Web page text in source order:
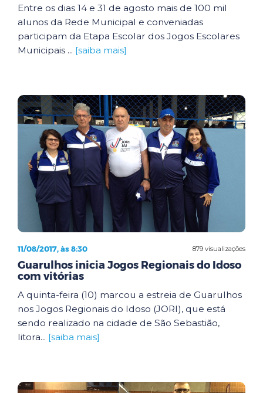
Entre os dias 14 e 31 de agosto mais de 100 mil
alunos da Rede Municipal e conveniadas
participam da Etapa Escolar dos Jogos Escolares
Municipais ... [saiba mais]
879 visualizações
11/08/2017, às 8:30
Guarulhos inicia Jogos Regionais do Idoso
com vitórias
A quinta-feira (10) marcou a estreia de Guarulhos
nos Jogos Regionais do Idoso (JORI), que está
sendo realizado na cidade de São Sebastião,
litora... [saiba mais]